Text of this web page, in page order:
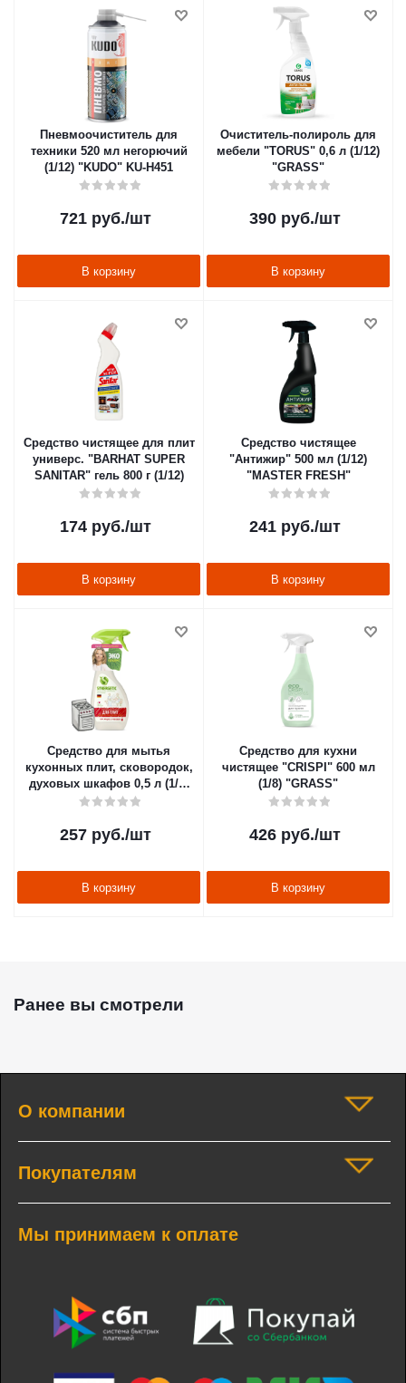
Пневмоочиститель для
техники 520 мл негорючий
(1/12) "KUDO" KU-H451
721 руб./шт
В корзину
Очиститель-полироль для
мебели "TORUS" 0,6 л (1/12)
"GRASS"
390 руб./шт
В корзину
Средство чистящее для плит
универс. "BARHAT SUPER
SANITAR" гель 800 г (1/12)
174 руб./шт
В корзину
Средство чистящее
"Антижир" 500 мл (1/12)
"MASTER FRESH"
241 руб./шт
В корзину
Средство для мытья
кухонных плит, сковородок,
духовых шкафов 0,5 л (1/8)
"Синергетик"
257 руб./шт
В корзину
Средство для кухни
чистящее "CRISPI" 600 мл
(1/8) "GRASS"
426 руб./шт
В корзину
Ранее вы смотрели
О компании
Покупателям
Мы принимаем к оплате